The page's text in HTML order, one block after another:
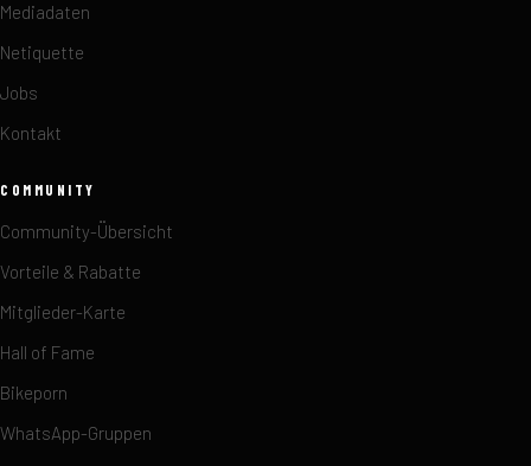
Mediadaten
Netiquette
Jobs
Kontakt
COMMUNITY
Community-Übersicht
Vorteile & Rabatte
Mitglieder-Karte
Hall of Fame
Bikeporn
WhatsApp-Gruppen